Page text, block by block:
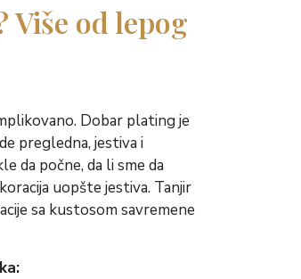
Više od lepog
Dobar plating je
pregledna, jestiva i
da počne, da li sme da
uopšte jestiva. Tanjir
sa kustosom savremene